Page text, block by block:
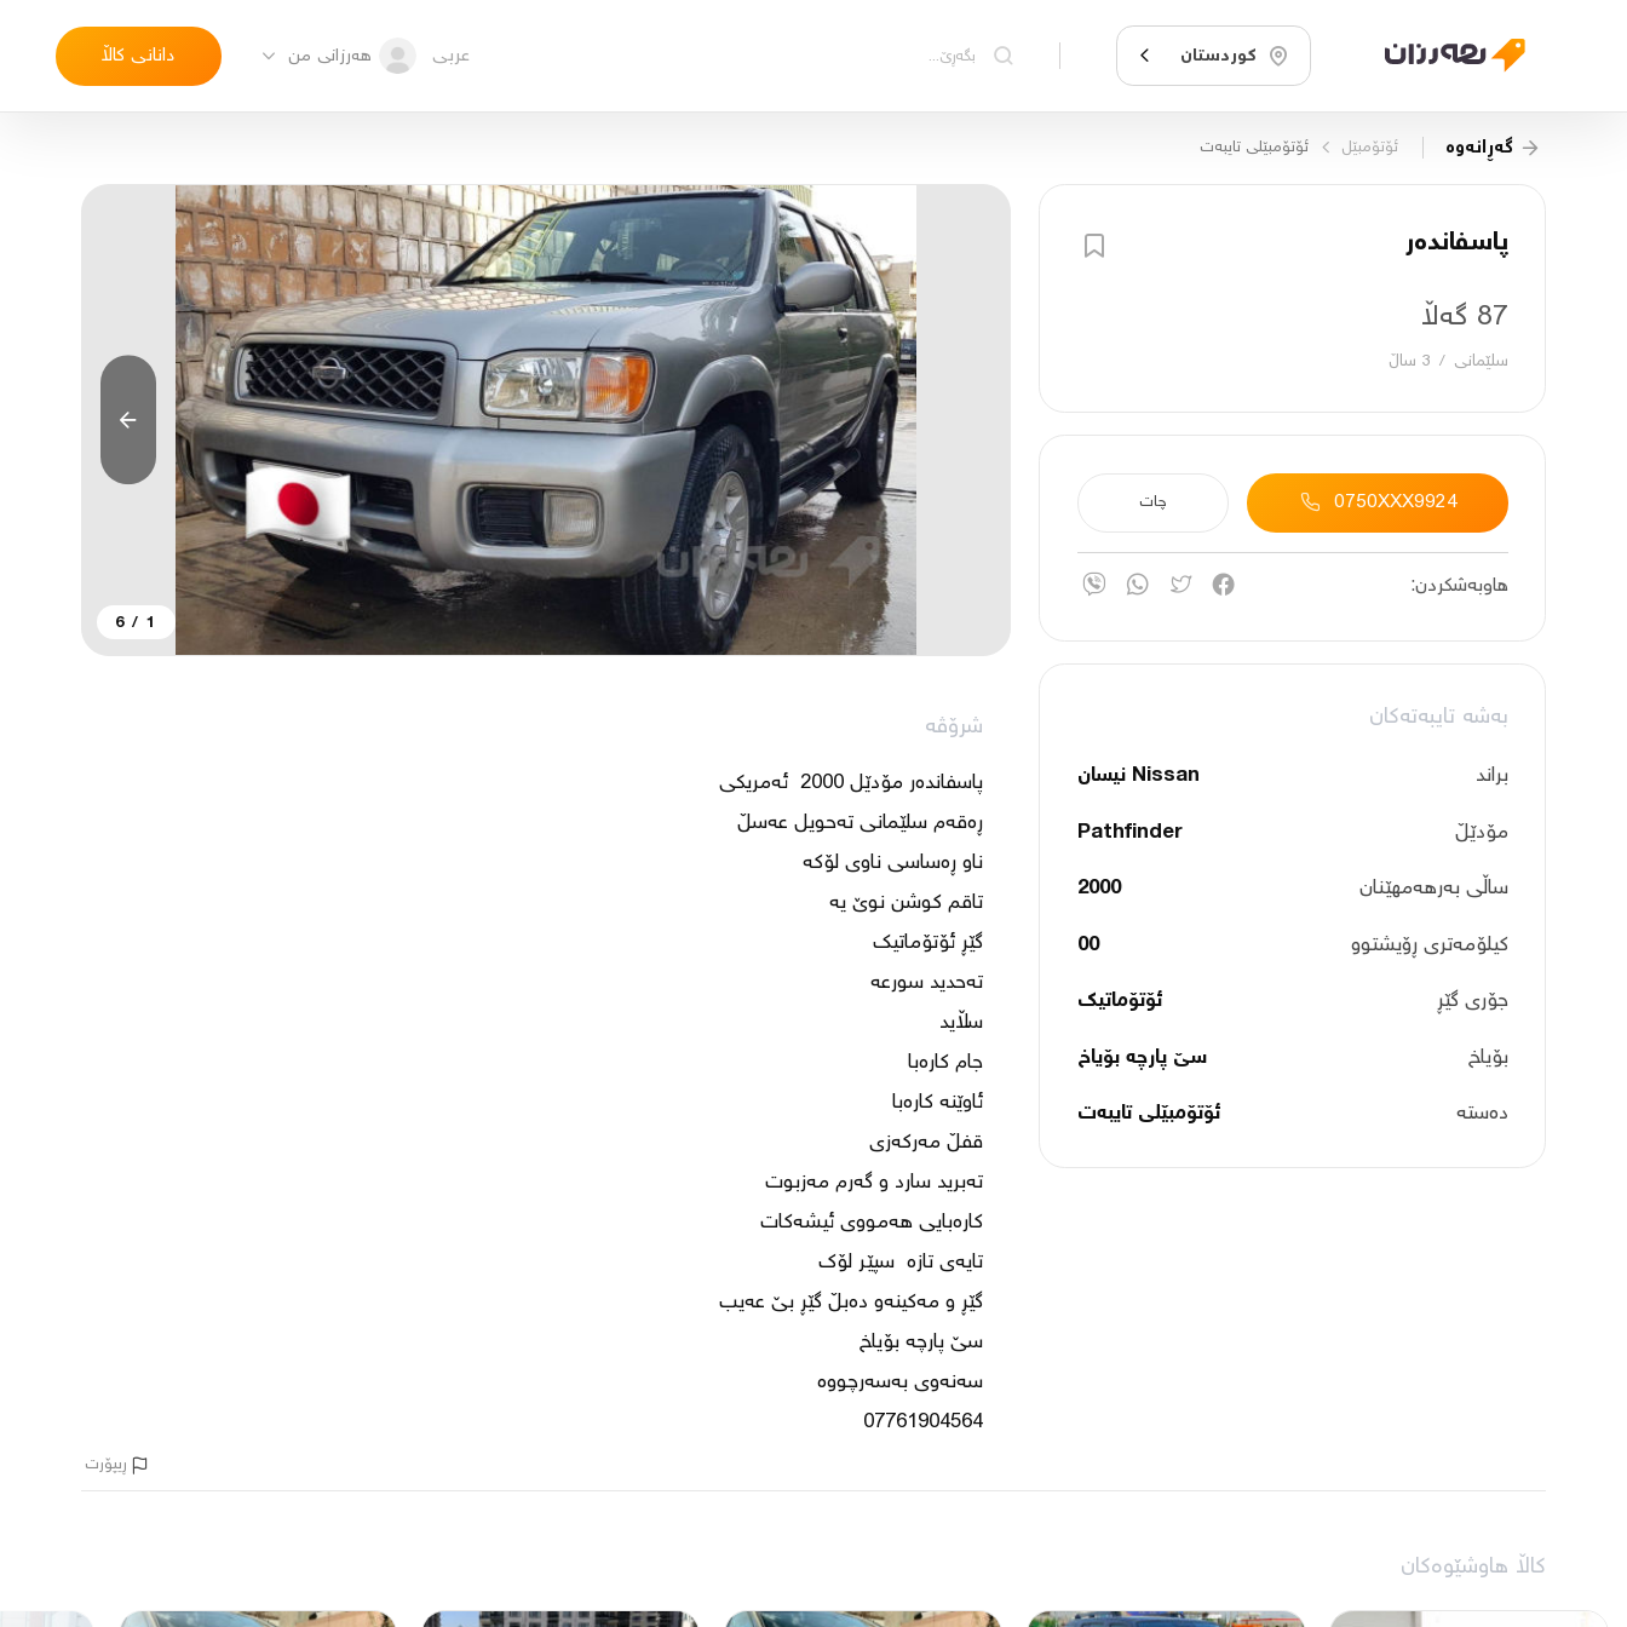
کوردستان عربی هەرزانی من دانانی کاڵا
گەڕانەوە ئۆتۆمبێل ئۆتۆمبێلی تایبه‌ت
پاسفاندەر
87 گەڵا
سلێمانی / 3 ساڵ
0750XXX9924 چات
هاوبەشکردن:
بەشە تایبەتەکان
براند
Nissan نیسان
مۆدێڵ
Pathfinder
ساڵی بەرهەمهێنان
2000
کیلۆمەتری ڕۆیشتوو
00
جۆری گێڕ
ئۆتۆماتیک
بۆیاخ
سێ پارچە بۆیاخ
دەستە
ئۆتۆمبێلی تایبه‌ت
1
/
6
شرۆڤە
پاسفاندەر مۆدێل 2000  ئەمریکی
ڕەقەم سلێمانی تەحویل عەسڵ
ناو ڕەساسی ناوی لۆکە
تاقم کوشن نوێ یە
گێڕ ئۆتۆماتیک
تەحدید سورعە
جام کارەبا
ئاوێنە کارەبا
قفڵ مەرکەزی
تەبرید سارد و گەرم مەزبوت
کارەبایی هەمووی ئیشەکات
تایەی تازە  سپێر لۆک
گێڕ و مەکینەو دەبڵ گێڕ بێ عەیب
سێ پارچە بۆیاخ
سەنەوی بەسەرچووە
07761904564
ڕیپۆرت
کاڵا هاوشێوەکان